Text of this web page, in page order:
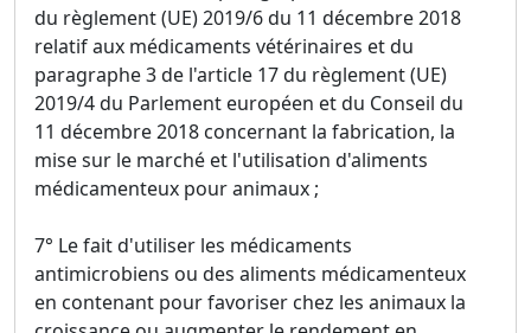
du règlement (UE) 2019/6 du 11 décembre 2018
relatif aux médicaments vétérinaires et du
paragraphe 3 de l'article 17 du règlement (UE)
2019/4 du Parlement européen et du Conseil du
11 décembre 2018 concernant la fabrication, la
mise sur le marché et l'utilisation d'aliments
médicamenteux pour animaux ;
7° Le fait d'utiliser les médicaments
antimicrobiens ou des aliments médicamenteux
en contenant pour favoriser chez les animaux la